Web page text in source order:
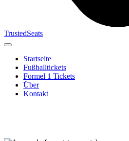
TrustedSeats
Startseite
Fußballtickets
Formel 1 Tickets
Über
Kontakt